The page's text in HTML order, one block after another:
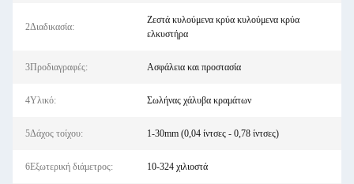
2Διαδικασία:
Ζεστά κυλούμενα κρύα κυλούμενα κρύα
ελκυστήρα
3Προδιαγραφές: Ασφάλεια και προστασία
4Υλικό: Σωλήνας χάλυβα κραμάτων
5Δάχος τοίχου: 1-30mm (0,04 ίντσες - 0,78 ίντσες)
6Εξωτερική διάμετρος: 10-324 χιλιοστά